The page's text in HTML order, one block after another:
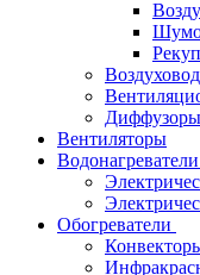
Диффузоры
Вентиляторы
Водонагреватели
Обогреватели